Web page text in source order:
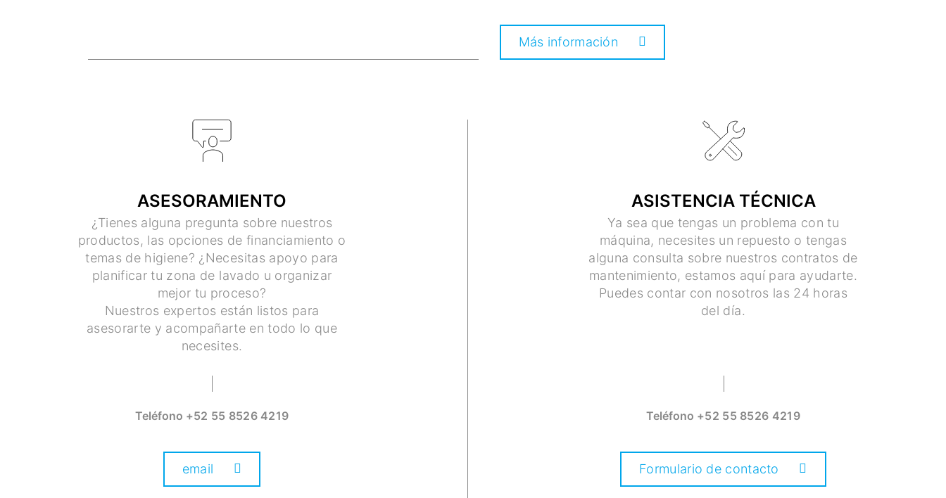
Más información
ASESORAMIENTO
¿Tienes alguna pregunta sobre nuestros
productos, las opciones de financiamiento o
temas de higiene? ¿Necesitas apoyo para
planificar tu zona de lavado u organizar
mejor tu proceso?
Nuestros expertos están listos para
asesorarte y acompañarte en todo lo que
necesites.
Teléfono +52 55 8526 4219
email
ASISTENCIA TÉCNICA
Ya sea que tengas un problema con tu
máquina, necesites un repuesto o tengas
alguna consulta sobre nuestros contratos de
mantenimiento, estamos aquí para ayudarte.
Puedes contar con nosotros las 24 horas
del día.
Teléfono +52 55 8526 4219
Formulario de contacto